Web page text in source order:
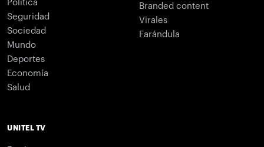
Política
Seguridad
Sociedad
Mundo
Deportes
Economía
Salud
Branded content
Virales
Farándula
UNITEL TV